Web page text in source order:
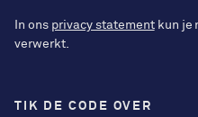
In ons privacy statementkun je
verwerkt.
TIK DE CODE OVER